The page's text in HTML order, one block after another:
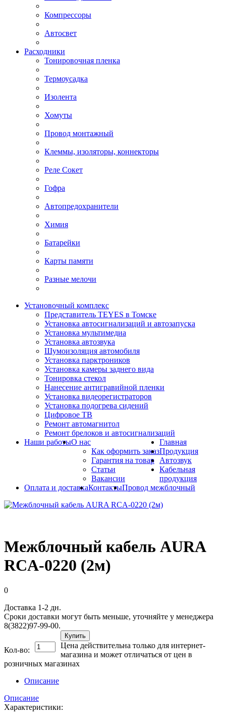
Компрессоры
Автосвет
Расходники
Тонировочная пленка
Термоусадка
Изолента
Хомуты
Провод монтажный
Клеммы, изоляторы, коннекторы
Реле Сокет
Гофра
Автопредохранители
Химия
Батарейки
Карты памяти
Разные мелочи
Установочный комплекс
Представитель TEYES в Томске
Установка автосигнализаций и автозапуска
Установка мультимедиа
Установка автозвука
Шумоизоляция автомобиля
Установка парктроников
Установка камеры заднего вида
Тонировка стекол
Нанесение антигравийной пленки
Установка видеорегистраторов
Установка подогрева сидений
Цифровое ТВ
Ремонт автомагнитол
Ремонт брелоков и автосигнализаций
Наши работыО нас
Как оформить заказ
Гарантия на товар
Статьи
Вакансии
Оплата и доставкаКонтакты
Главная
Продукция
Автозвук
Кабельная
продукция
Провод межблочный
Межблочный кабель AURA
RCA-0220 (2м)
0
Доставка 1-2 дн.
Сроки доставки могут быть меньше, уточняйте у менеджера
8(3822)97-99-00.
Кол-во:
Купить
Цена действительна только для интернет-
магазина и может отличаться от цен в
розничных магазинах
Описание
Описание
Характеристики: